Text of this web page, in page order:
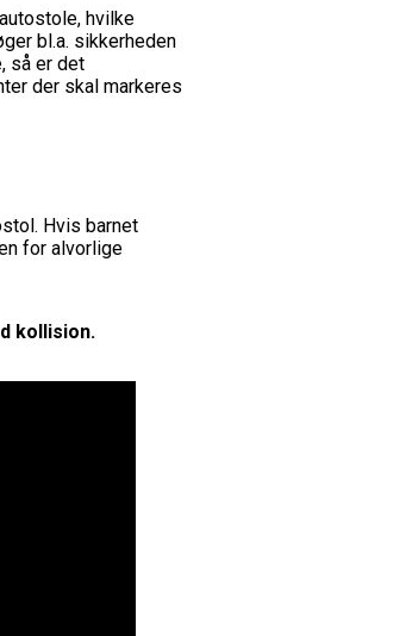
hvilke
bl.a. sikkerheden
så er det
der skal markeres
Hvis barnet
for alvorlige
kollision.